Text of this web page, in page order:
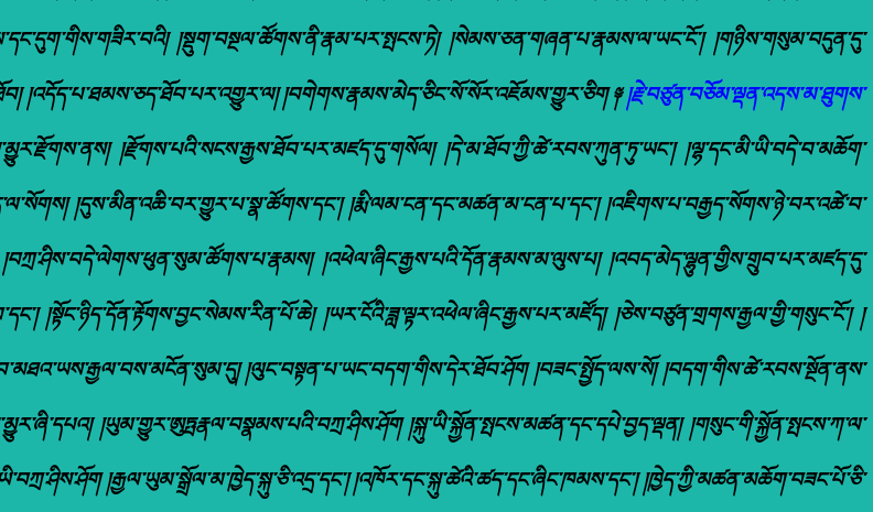
།སྡུག་བསྔལ་ཚོགས་ནི་རྣམ་པར་སྤངས་ཏེ། །སེམས་ཅན་གཞན་པ་རྣམས་ལ་ཡང་ངོ་། །གཉིས་གསུམ་བདུན་དུ་
།འདོད་པ་ཐམས་ཅད་ཐོབ་པར་འགྱུར་ལ། །བགེགས་རྣམས་མེད་ཅིང་སོ་སོར་འཇོམས་གྱུར་ཅིག ༈།རྗེ་བཙུན་བཅོམ་ལྡན་འདས་མ་ཐུགས་
།རྫོགས་པའི་སངས་རྒྱས་ཐོབ་པར་མཛད་དུ་གསོལ། །དེ་མ་ཐོབ་ཀྱི་ཚེ་རབས་ཀུན་ཏུ་ཡང་། །ལྷ་དང་མི་ཡི་བདེ་བ་མཆོག་
།དུས་མིན་འཆི་བར་གྱུར་པ་སྣ་ཚོགས་དང་། །རྨི་ལམ་ངན་དང་མཚན་མ་ངན་པ་དང་། །འཇིགས་པ་བརྒྱད་སོགས་ཉེ་བར་འཚེ་བ་
།འཕེལ་ཞིང་རྒྱས་པའི་དོན་རྣམས་མ་ལུས་པ། །འབད་མེད་ལྷུན་གྱིས་གྲུབ་པར་མཛད་དུ་
།སྟོང་ཉིད་དོན་རྟོགས་བྱང་སེམས་རིན་པོ་ཆེ། །ཡར་ངོའི་ཟླ་ལྟར་འཕེལ་ཞིང་རྒྱས་པར་མཛོད། །ཅེས་བཙུན་གྲགས་རྒྱལ་གྱི་གསུང་ངོ་། །
།ལུང་བསྟན་པ་ཡང་བདག་གིས་དེར་ཐོབ་ཤོག །བཟང་སྤྱོད་ལས་སོ། །བདག་གིས་ཚེ་རབས་སྔོན་ནས་
།ཡུམ་གྱུར་ཨུཏྤརྣལ་བསྣམས་པའི་བཀྲ་ཤིས་ཤོག །སྐུ་ཡི་སྐྱོན་སྤངས་མཚན་དང་དཔེ་བྱད་ལྡན། །གསུང་གི་སྐྱོན་སྤངས་ཀ་ལ་
།རྒྱལ་ཡུམ་སྒྲོལ་མ་ཁྱེད་སྐུ་ཅི་འདྲ་དང་། །འཁོར་དང་སྐུ་ཚེའི་ཚད་དང་ཞིང་ཁམས་དང་། །ཁྱེད་ཀྱི་མཚན་མཆོག་བཟང་པོ་ཅི་